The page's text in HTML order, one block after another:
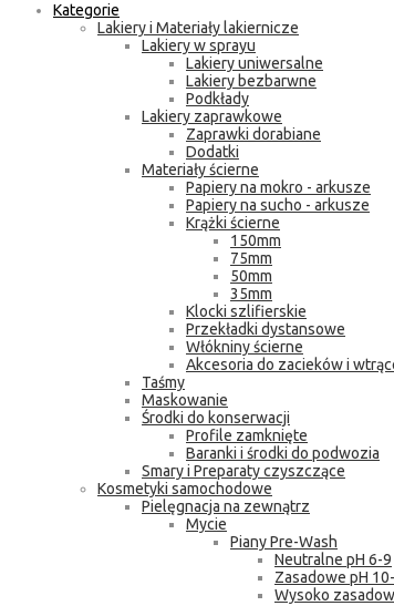
Kategorie
Lakiery i Materiały lakiernicze
Lakiery w sprayu
Lakiery uniwersalne
Lakiery bezbarwne
Podkłady
Lakiery zaprawkowe
Zaprawki dorabiane
Dodatki
Materiały ścierne
Papiery na mokro - arkusze
Papiery na sucho - arkusze
Krążki ścierne
150mm
75mm
50mm
35mm
Klocki szlifierskie
Przekładki dystansowe
Włókniny ścierne
Akcesoria do zacieków i
Taśmy
Maskowanie
Środki do konserwacji
Profile zamknięte
Baranki i środki do podwozia
Smary i Preparaty czyszczące
Kosmetyki samochodowe
Pielęgnacja na zewnątrz
Mycie
Piany Pre-Wash
Neutralne pH 6-9
Zasadowe pH
Wysoko